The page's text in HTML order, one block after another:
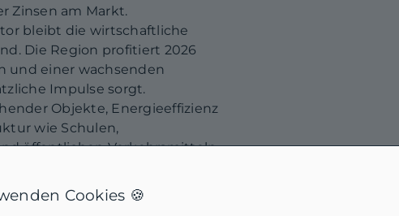
Zinsen am Markt.
bleibt die wirtschaftliche
Die Region profitiert 2026
und einer wachsenden
Impulse sorgt.
Objekte, Energieeffizienz
wie Schulen,
öffentlichen Verkehrsmitteln
ein. Wer sich einen
setzt auf lokale
Bewertung –
Cookies 🍪